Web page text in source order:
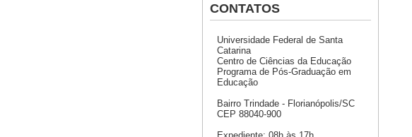
CONTATOS
Universidade Federal de Santa
Catarina
Centro de Ciências da Educação
Programa de Pós-Graduação em
Educação
Bairro Trindade - Florianópolis/SC
CEP 88040-900